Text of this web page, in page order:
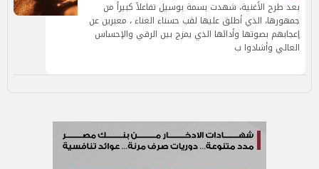
بعد طرح الأغنية، شهدت بسمة بوسيل تفاعلاً كبيراً من
جمهورها، الذي أطلق عليها لقب حسناء الغناء ، معبرين عن
إعجابهم بصوتها وأدائها الذي يمزج بين الرقي والإحساس
العالي وأشادوا ب